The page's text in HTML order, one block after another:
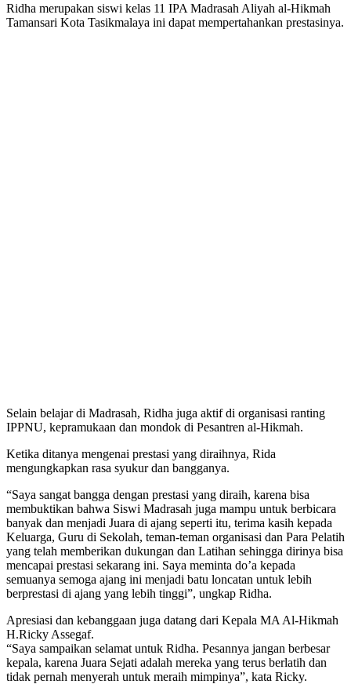
Ridha merupakan siswi kelas 11 IPA Madrasah Aliyah al-Hikmah
Tamansari Kota Tasikmalaya ini dapat mempertahankan prestasinya.
Selain belajar di Madrasah, Ridha juga aktif di organisasi ranting
IPPNU, kepramukaan dan mondok di Pesantren al-Hikmah.
Ketika ditanya mengenai prestasi yang diraihnya, Rida
mengungkapkan rasa syukur dan bangganya.
“Saya sangat bangga dengan prestasi yang diraih, karena bisa
membuktikan bahwa Siswi Madrasah juga mampu untuk berbicara
banyak dan menjadi Juara di ajang seperti itu, terima kasih kepada
Keluarga, Guru di Sekolah, teman-teman organisasi dan Para Pelatih
yang telah memberikan dukungan dan Latihan sehingga dirinya bisa
mencapai prestasi sekarang ini. Saya meminta do’a kepada
semuanya semoga ajang ini menjadi batu loncatan untuk lebih
berprestasi di ajang yang lebih tinggi”, ungkap Ridha.
Apresiasi dan kebanggaan juga datang dari Kepala MA Al-Hikmah
H.Ricky Assegaf.
“Saya sampaikan selamat untuk Ridha. Pesannya jangan berbesar
kepala, karena Juara Sejati adalah mereka yang terus berlatih dan
tidak pernah menyerah untuk meraih mimpinya”, kata Ricky.